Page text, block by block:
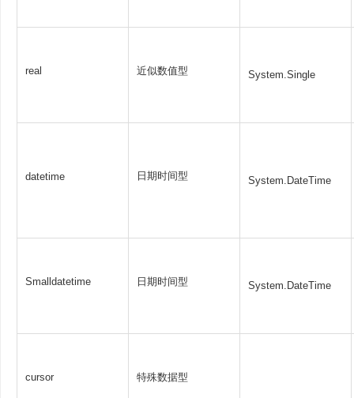
real 近似数值型 System.Single
datetime 日期时间型 System.DateTime
Smalldatetime 日期时间型 System.DateTime
cursor 特殊数据型